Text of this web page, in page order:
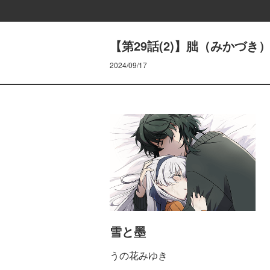
【第29話(2)】朏（みかづき）
2024/09/17
雪と墨
うの花みゆき